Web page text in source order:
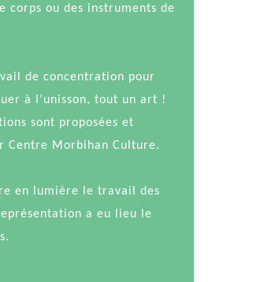
corps ou des instruments de
de concentration pour
à l’unisson, tout un art !
sont proposées et
Centre Morbihan Culture.
en lumière le travail des
a eu lieu le